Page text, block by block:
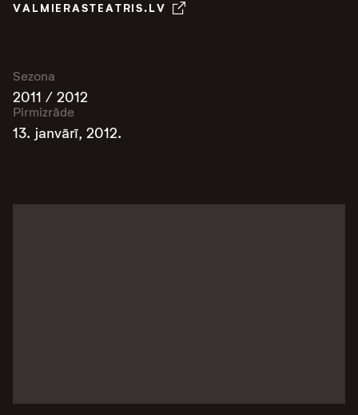
VALMIERASTEATRIS.LV
Sezona
2011 / 2012
Pirmizrāde
13. janvārī, 2012.